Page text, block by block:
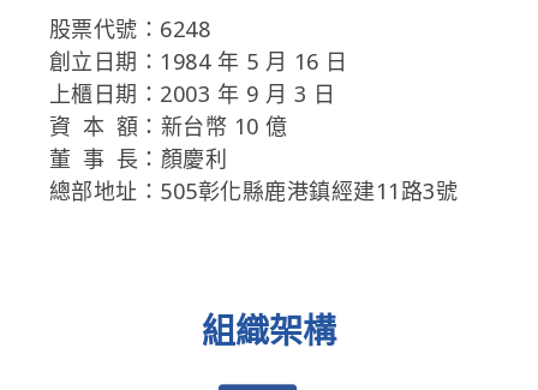
股票代號：6248
創立日期：1984 年 5 月 16 日
上櫃日期：2003 年 9 月 3 日
資 本 額：新台幣 10 億
董 事 長：顏慶利
總部地址：505彰化縣鹿港鎮經建11路3號
組織架構